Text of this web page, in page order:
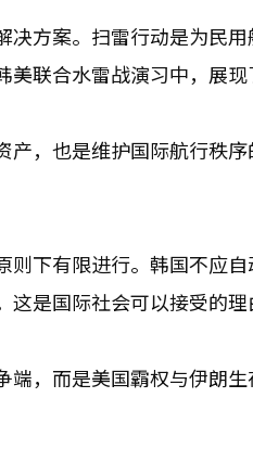
决方案。扫雷行动是为民
联合水雷战演习中，展现
产，也是维护国际航行秩
则下有限进行。韩国不应
是国际社会可以接受的
端，而是美国霸权与伊朗